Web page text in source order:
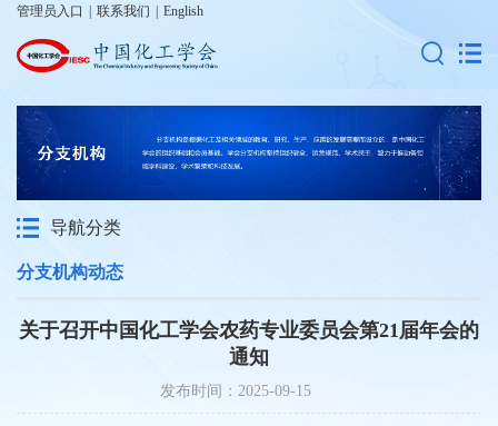
管理员入口 联系我们 English
导航分类
分支机构动态
关于召开中国化工学会农药专业委员会第21届年会的
通知
发布时间：2025-09-15